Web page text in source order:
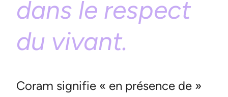
dans le respect
du vivant.
Coram signifie « en présence de »